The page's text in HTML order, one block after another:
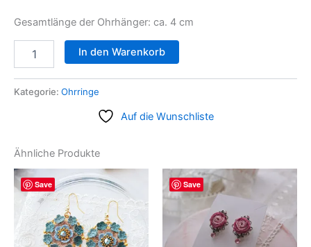
Gesamtlänge der Ohrhänger: ca. 4 cm
In den Warenkorb
Kategorie: Ohrringe
Auf die Wunschliste
Ähnliche Produkte
Save Save